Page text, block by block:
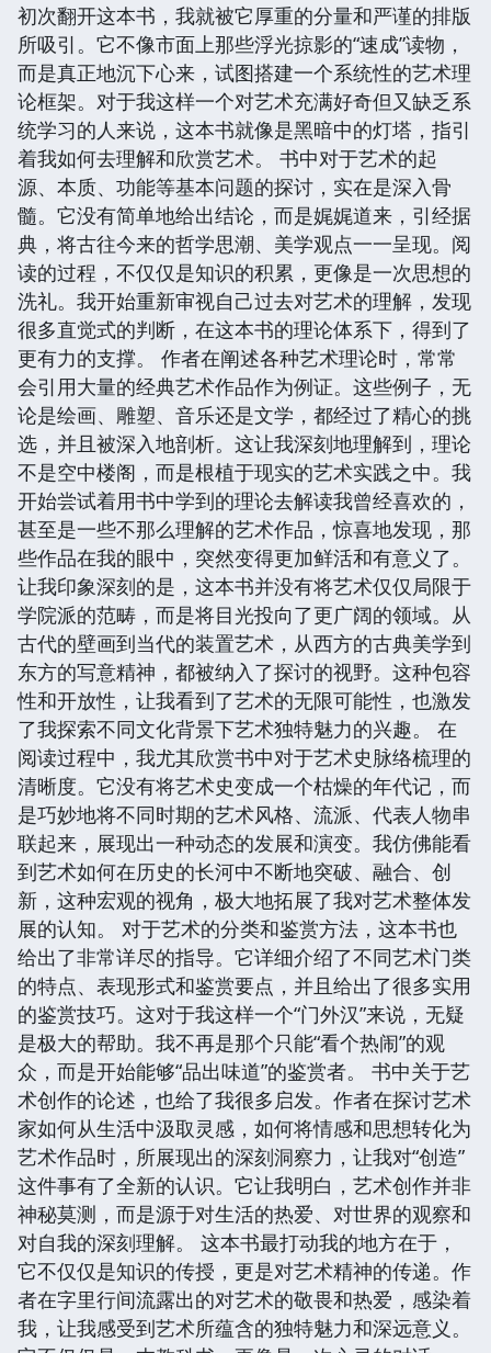
初次翻开这本书，我就被它厚重的分量和严谨的排版
所吸引。它不像市面上那些浮光掠影的“速成”读物，
而是真正地沉下心来，试图搭建一个系统性的艺术理
论框架。对于我这样一个对艺术充满好奇但又缺乏系
统学习的人来说，这本书就像是黑暗中的灯塔，指引
着我如何去理解和欣赏艺术。 书中对于艺术的起
源、本质、功能等基本问题的探讨，实在是深入骨
髓。它没有简单地给出结论，而是娓娓道来，引经据
典，将古往今来的哲学思潮、美学观点一一呈现。阅
读的过程，不仅仅是知识的积累，更像是一次思想的
洗礼。我开始重新审视自己过去对艺术的理解，发现
很多直觉式的判断，在这本书的理论体系下，得到了
更有力的支撑。 作者在阐述各种艺术理论时，常常
会引用大量的经典艺术作品作为例证。这些例子，无
论是绘画、雕塑、音乐还是文学，都经过了精心的挑
选，并且被深入地剖析。这让我深刻地理解到，理论
不是空中楼阁，而是根植于现实的艺术实践之中。我
开始尝试着用书中学到的理论去解读我曾经喜欢的，
甚至是一些不那么理解的艺术作品，惊喜地发现，那
些作品在我的眼中，突然变得更加鲜活和有意义了。
让我印象深刻的是，这本书并没有将艺术仅仅局限于
学院派的范畴，而是将目光投向了更广阔的领域。从
古代的壁画到当代的装置艺术，从西方的古典美学到
东方的写意精神，都被纳入了探讨的视野。这种包容
性和开放性，让我看到了艺术的无限可能性，也激发
了我探索不同文化背景下艺术独特魅力的兴趣。 在
阅读过程中，我尤其欣赏书中对于艺术史脉络梳理的
清晰度。它没有将艺术史变成一个枯燥的年代记，而
是巧妙地将不同时期的艺术风格、流派、代表人物串
联起来，展现出一种动态的发展和演变。我仿佛能看
到艺术如何在历史的长河中不断地突破、融合、创
新，这种宏观的视角，极大地拓展了我对艺术整体发
展的认知。 对于艺术的分类和鉴赏方法，这本书也
给出了非常详尽的指导。它详细介绍了不同艺术门类
的特点、表现形式和鉴赏要点，并且给出了很多实用
的鉴赏技巧。这对于我这样一个“门外汉”来说，无疑
是极大的帮助。我不再是那个只能“看个热闹”的观
众，而是开始能够“品出味道”的鉴赏者。 书中关于艺
术创作的论述，也给了我很多启发。作者在探讨艺术
家如何从生活中汲取灵感，如何将情感和思想转化为
艺术作品时，所展现出的深刻洞察力，让我对“创造”
这件事有了全新的认识。它让我明白，艺术创作并非
神秘莫测，而是源于对生活的热爱、对世界的观察和
对自我的深刻理解。 这本书最打动我的地方在于，
它不仅仅是知识的传授，更是对艺术精神的传递。作
者在字里行间流露出的对艺术的敬畏和热爱，感染着
我，让我感受到艺术所蕴含的独特魅力和深远意义。